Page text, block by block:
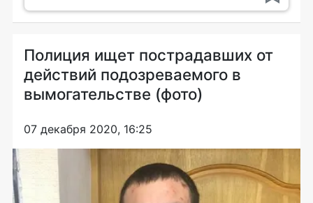
Полиция ищет пострадавших от
действий подозреваемого в
вымогательстве (фото)
07 декабря 2020, 16:25